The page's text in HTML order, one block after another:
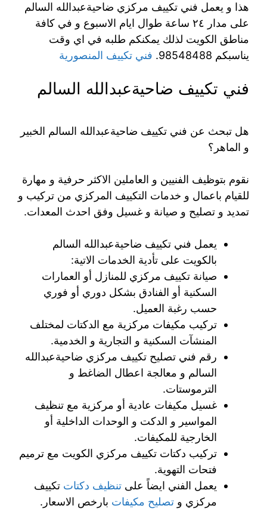
هذا و يعمل فني تكييف مركزي ضاحيةعبدالله السالم
على مدار ٢٤ ساعة طوال ايام الاسبوع و في كافة
مناطق الكويت لذلك يمكنكم طلبه في اي وقت
يناسبكم 98548488.
فني تكييف المنصورية
فني تكييف ضاحيةعبدالله السالم
هل تبحث عن فني تكييف ضاحيةعبدالله السالم الخبير
و الماهر؟
نقوم بتوظيف الفنيين و العاملين الاكثر حرفية و مهارة
للقيام باعمال و خدمات التكييف المركزي من تركيب و
تمديد و تصليح و صيانة و غسيل وفق احدث المعدات.
يعمل فني تكييف ضاحيةعبدالله السالم
بالكويت على تأدية الخدمات الاتية:
صيانة تكييف مركزي للمنازل أو العمارات
السكنية أو الفنادق بشكل دوري أو فوري
حسب رغبة العميل.
تركيب مكيفات مركزية مع الدكتات لمختلف
المنشآت السكنية و التجارية و الخدمية.
رقم فني تصليح تكييف مركزي ضاحيةعبدالله
السالم و معالجة اعطال الضاغط و
الترموستات.
غسيل مكيفات عادية أو مركزية مع تنظيف
المواسير و الدكت و الوحدات الداخلية أو
الخارجية للمكيفات.
تركيب دكتات تكييف مركزي الكويت مع ترميم
فتحات التهوية.
يعمل الفني ايضاً على تنظيف دكتات تكييف
مركزي و تصليح مكيفات بارخص الاسعار.